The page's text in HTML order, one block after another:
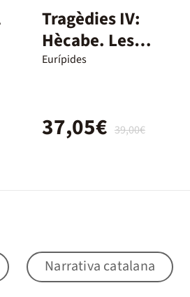
Tragèdies IV:
Hècabe. Les
suplicants
Eurípides
39,00€
37,05€
Narrativa catalana